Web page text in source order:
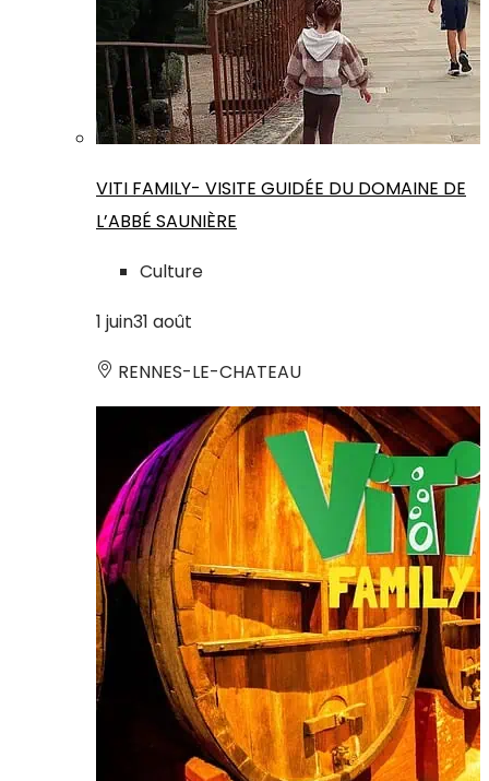
VITI FAMILY- VISITE GUIDÉE DU DOMAINE DE
L’ABBÉ SAUNIÈRE
Culture
1 juin31 août
RENNES-LE-CHATEAU